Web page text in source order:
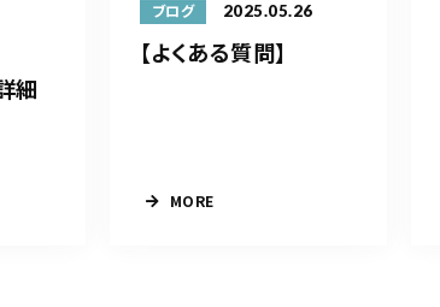
細
ブログ 2025.05.26
【よくある質問】
MORE